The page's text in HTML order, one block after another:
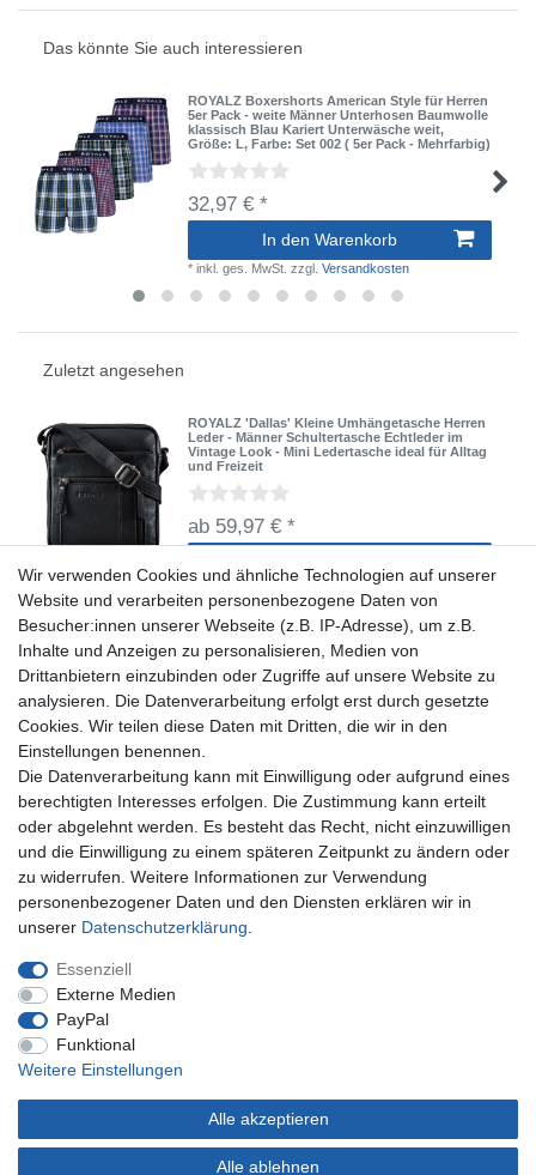
Das könnte Sie auch interessieren
ROYALZ Boxershorts American Style für Herren
5er Pack - weite Männer Unterhosen Baumwolle
klassisch Blau Kariert Unterwäsche weit,
Größe: L, Farbe: Set 002 ( 5er Pack - Mehrfarbig)
32,97 € *
In den Warenkorb
*inkl. ges. MwSt. zzgl.Versandkosten
Zuletzt angesehen
ROYALZ 'Dallas' Kleine Umhängetasche Herren
Leder - Männer Schultertasche Echtleder im
Vintage Look - Mini Ledertasche ideal für Alltag
und Freizeit
ab 59,97 € *
Zahlung und Versand
Widerrufsrecht
Widerrufsformular
Hilfe
Mein Konto
Kontakt
Datenschutzerklärung
AGB Kundeninformationen
Wir verwenden Cookies und ähnliche Technologien auf unserer
Website und verarbeiten personenbezogene Daten von
Besucher:innen unserer Webseite (z.B. IP-Adresse), um z.B.
Inhalte und Anzeigen zu personalisieren, Medien von
Drittanbietern einzubinden oder Zugriffe auf unsere Website zu
analysieren. Die Datenverarbeitung erfolgt erst durch gesetzte
Cookies. Wir teilen diese Daten mit Dritten, die wir in den
Einstellungen benennen.
Die Datenverarbeitung kann mit Einwilligung oder aufgrund eines
berechtigten Interesses erfolgen. Die Zustimmung kann erteilt
oder abgelehnt werden. Es besteht das Recht, nicht einzuwilligen
und die Einwilligung zu einem späteren Zeitpunkt zu ändern oder
zu widerrufen. Weitere Informationen zur Verwendung
personenbezogener Daten und den Diensten erklären wir in
unserer Daten­schutz­erklärung
Essenziell
Externe Medien
PayPal
Funktional
Weitere Einstellungen
Alle akzeptieren
Alle ablehnen